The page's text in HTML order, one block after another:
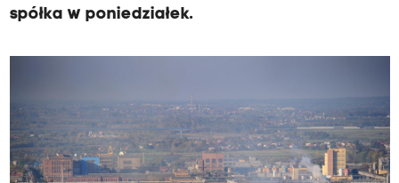
spółka w poniedziałek.